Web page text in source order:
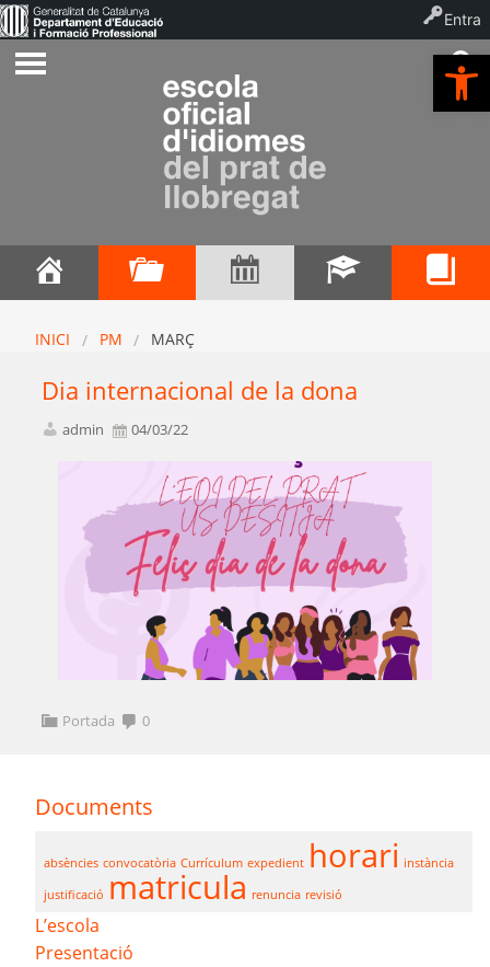
INICI PM MARÇ
Dia internacional de la dona
admin 04/03/22
Portada 0
Documents
absències convocatòria Currículum expedient horari instància
justificació matricula renuncia revisió
L’escola
Presentació
Entra